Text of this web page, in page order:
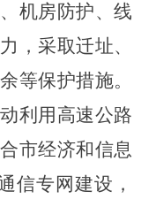
机房防护、线
，采取迁址、
等保护措施。
利用高速公路
市经济和信息
信专网建设，